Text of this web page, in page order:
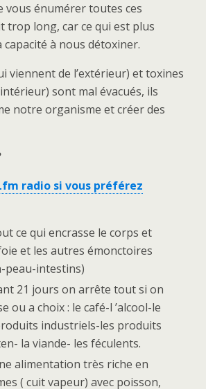
vous énumérer toutes ces
trop long, car ce qui est plus
à nous détoxiner.
viennent de l’extérieur) et toxines
sont mal évacués, ils
notre organisme et créer des
radio si vous préférez
ce qui encrasse le corps et
et les autres émonctoires
peau-intestins)
21 jours on arrête tout si on
ou a choix : le café-l ’alcool-le
industriels-les produits
la viande- les féculents.
alimentation très riche en
( cuit vapeur) avec poisson,